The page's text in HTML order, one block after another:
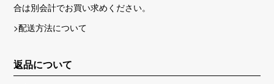
合は別会計でお買い求めください。
>配送方法について
返品について